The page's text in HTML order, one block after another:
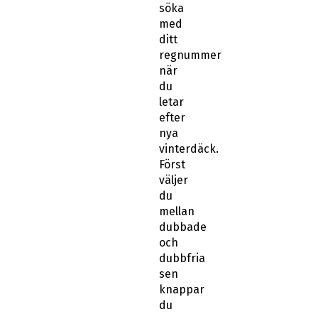
söka
med
ditt
regnummer
när
du
letar
efter
nya
vinterdäck.
Först
väljer
du
mellan
dubbade
och
dubbfria
sen
knappar
du